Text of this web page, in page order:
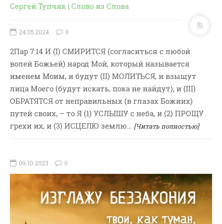
Сергей Тупчик | Слово из Слова
24.05.2024 0
2Пар 7:14 И (I) СМИРИТСЯ (согласиться с любой
волей Божьей) народ Мой, который называется
именем Моим, и будут (II) МОЛИТЬСЯ, и взыщут
лица Моего (будут искать, пока не найдут), и (III)
ОБРАТЯТСЯ от неправильных (в глазах Божиих)
путей своих, – то Я (1) УСЛЫШУ с неба, и (2) ПРОЩУ
грехи их, и (3) ИСЦЕЛЮ землю…
[Читать полностью]
09.10.2023 0